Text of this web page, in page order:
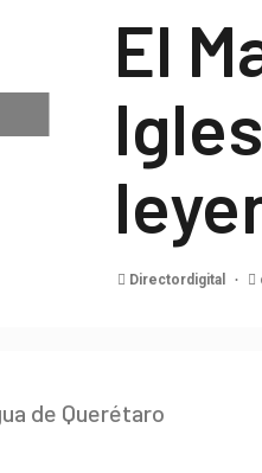
El
Directordigital
de Querétaro